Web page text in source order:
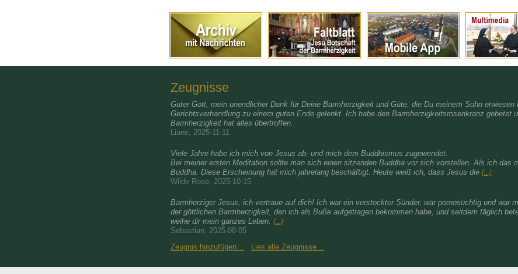
Zeugnisse
Guter Gott, mein unendlicher Dank für Deine Barmherzigkeit und Güte, die Du meinem Sohn
Gerichtsverhandlung zu einem guten Ende gelenkt. Ich habe den Barmherzigkeitsrosenkranz gebetet
Barmherzigkeit hat alles übertroffen.
Liane, 2025-11-11
Viele Jahre habe ich mich von Jesus ab- und mich dem Buddhismus zugewendet.
Bei meiner ersten Meditation sollte man sich einen sitzenden Buddha vor sich vorstellen. Als ich das
Buddha. Diese Erscheinung hat mich jahrelang beschäftigt. Heute weiß ich, dass Jesus die (...)
Wilde Rose, 2025-10-15
Barmherziger Jesus, ich vertraue auf dich! Ich war ein verstockter Sünder, war pornosüchtig und war
der göttlichen Barmherzigkeit, den ich als Buße aufgetragen bekommen habe, und seitdem täglich
weihe dir mein ganzes Leben. (...)
Sebastian, 2025-08-05
Zeugnis hinzufügen…
Lies alle Zeugnisse…